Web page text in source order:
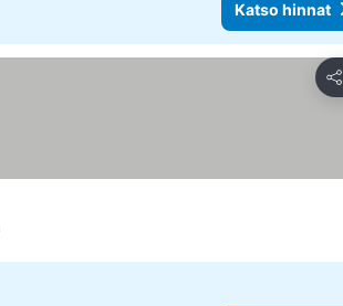
Katso hinnat
Jaa